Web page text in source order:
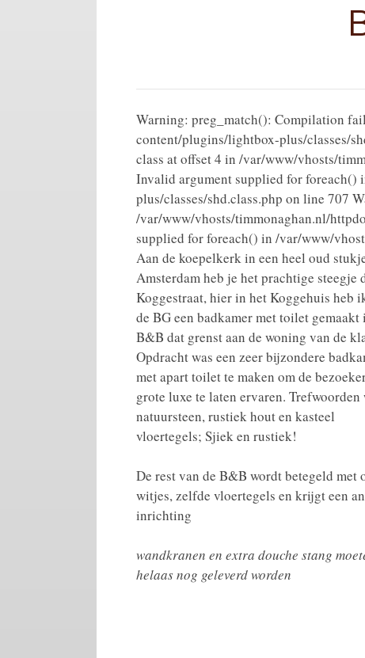
Warning: preg_match(): Compilation
content/plugins/lightbox-plus/classes/
class at offset 4 in /var/www/vhosts/
Invalid argument supplied for
plus/classes/shd.class.php on line 707
/var/www/vhosts/timmonaghan.nl/
supplied for foreach() in /var/www/
Aan de koepelkerk in een heel oud
Amsterdam heb je het prachtige steegje
Koggestraat, hier in het Koggehuis heb
de BG een badkamer met toilet gemaakt
B&B dat grenst aan de woning van de
Opdracht was een zeer bijzondere
met apart toilet te maken om de
grote luxe te laten ervaren. Trefwoorden
natuursteen, rustiek hout en kasteel
vloertegels; Sjiek en rustiek!
De rest van de B&B wordt betegeld met
witjes, zelfde vloertegels en krijgt een
inrichting
wandkranen en extra douche stang
helaas nog geleverd worden